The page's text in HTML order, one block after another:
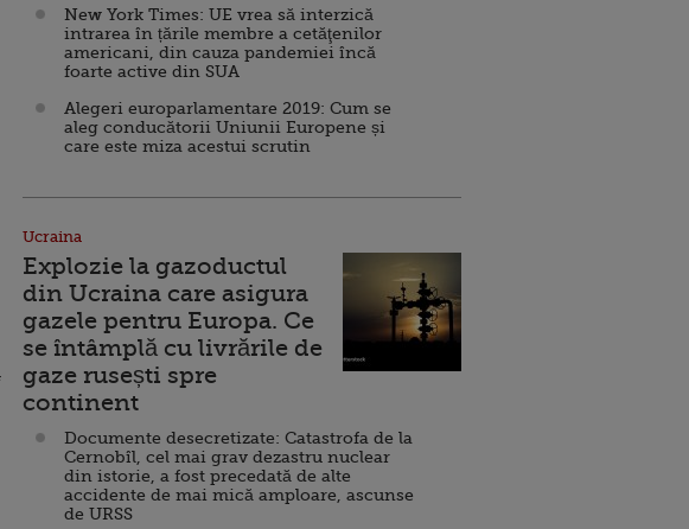
New York Times: UE vrea să interzică
intrarea în țările membre a cetăţenilor
americani, din cauza pandemiei încă
foarte active din SUA
Alegeri europarlamentare 2019: Cum se
aleg conducătorii Uniunii Europene și
care este miza acestui scrutin
Ucraina
Explozie la gazoductul
din Ucraina care asigura
gazele pentru Europa. Ce
se întâmplă cu livrările de
gaze rusești spre
continent
Documente desecretizate: Catastrofa de la
Cernobîl, cel mai grav dezastru nuclear
din istorie, a fost precedată de alte
accidente de mai mică amploare, ascunse
de URSS